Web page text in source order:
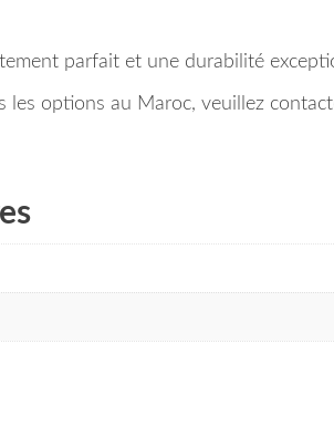
parfait et une durabilité
options au Maroc, veuillez